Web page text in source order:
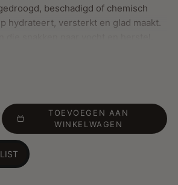
beschadigd of chemisch
hydrateert, versterkt en glad maakt.
en vermindert pluis voor een
mafura- en baobabolie en
TOEVOEGEN AAN
WINKELWAGEN